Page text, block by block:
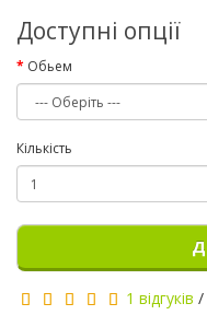
Доступні опції
Обьем
Кількість
1 відгуків /